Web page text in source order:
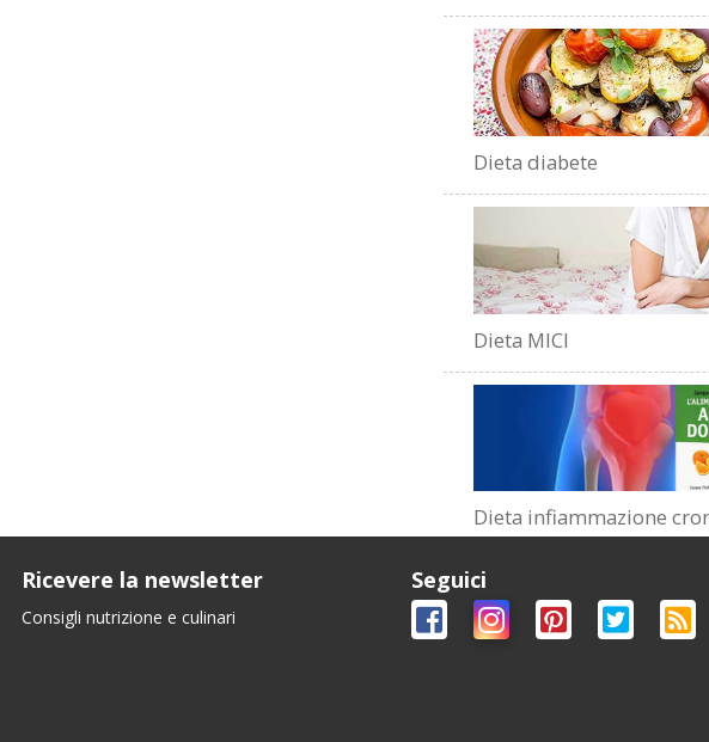
Dieta diabete
Dieta MICI
Dieta infiammazione
Ricevere la newsletter
Consigli nutrizione e culinari
Seguici